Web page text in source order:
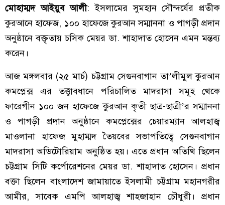
মোহাম্মদ আইয়ুব আলী: ইসলামের সুমহান সৌন্দর্যের প্রতীক
কুরআনে হাফেজ, ১০০ হাফেজে কুরআন সম্মাননা ও পাগড়ী প্রদান
অনুষ্ঠানে বক্তৃতায় চসিক মেয়র ডা. শাহাদাত হোসেন এমন মন্তব্য
করেন।
আজ মঙ্গলবার (২৫ মার্চ) চট্টগ্রাম সেগুনবাগান তা’লীমুল কুরআন
কমপ্লেক্স এর তত্ত্বাবধানে পরিচালিত মাদরাসা সমূহ থেকে
ফারেগীন ১০০ জন হাফেজে কুরআন কৃতী ছাত্র-ছাত্রী’র সম্মাননা
ও পাগড়ী প্রদান অনুষ্ঠানে কমপ্লেক্সের চেয়ারম্যান আলহাজ্ব
মাওলানা হাফেজ মুহাম্মদ তৈয়বের সভাপতিত্বে সেগুনবাগান
মাদরাসা অডিটোরিয়াম অনুষ্ঠিত হয়। এতে প্রধান অতিথি ছিলেন
চট্টগ্রাম সিটি কর্পোরেশনের মেয়র ডা. শাহাদাত হোসেন। প্রধান
বক্তা ছিলেন বাংলাদেশ জামায়াতে ইসলামী চট্টগ্রাম মহানগরীর
আমীর, সাবেক এমপি আলহাজ্ব শাহজাহান চৌধুরী। প্রধান